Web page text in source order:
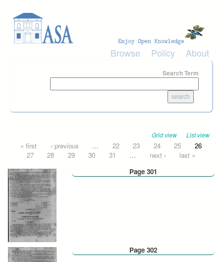
Browse Policy About
Search Term
Grid view List view
Pages
« first ‹ previous … 22 23 24 25
26
27
28 29 30 31 … next ›
last »
Page 301
Page 302